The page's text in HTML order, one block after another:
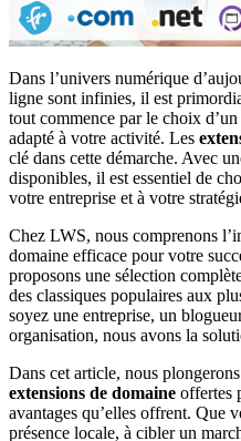
Dans l’univers numérique
ligne sont infinies, il est
tout commence par le choix d’un
adapté à votre activité. Les
clé dans cette démarche. Avec
disponibles, il est essentiel de
votre entreprise et à votre
Chez LWS, nous comprenons
domaine efficace pour votre
proposons une sélection
des classiques populaires aux
soyez une entreprise, un
organisation, nous avons la
Dans cet article, nous
extensions de domaine offertes
avantages qu’elles offrent. Que
présence locale, à cibler un